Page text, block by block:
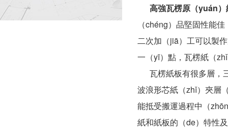
高強瓦楞原（yuán）
（chéng）品堅固性能
二次加（jiā）工可以製
一（yī）點，瓦楞紙（
瓦楞紙板有很多層，
波浪形芯紙（zhǐ）夾層
能抵受搬運過程中（
紙和紙板的（de）特性